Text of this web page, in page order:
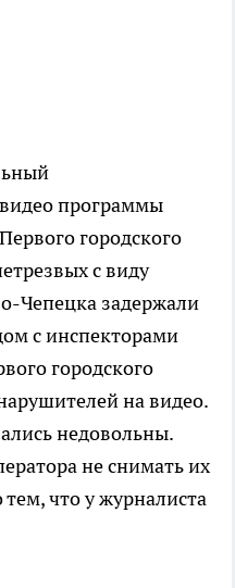
программы
городского
с виду
Чепецка задержали
с инспекторами
городского
на видео.
недовольны.
не снимать их
что у журналиста